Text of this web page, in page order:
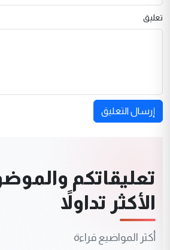
تعليق
إرسال التعليق
تعليقاتكم
الأكثر تداولاً
أكثر المواضيع قراءة